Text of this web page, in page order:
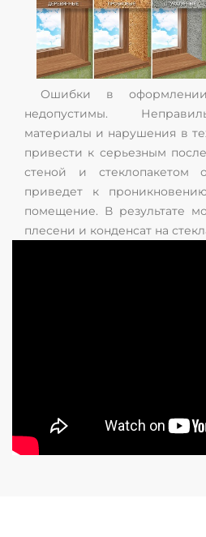
Ошибки в
недопустимы.
материалы и нарушения в
привести к серьезным
стеной и стеклопакетом
приведет к
помещение. В результате
плесени и конденсат на